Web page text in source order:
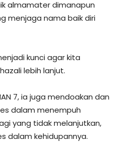
almamater dimanapun
menjaga nama baik diri
kunci agar kita
lebih lanjut.
7, ia juga mendoakan dan
dalam menempuh
yang tidak melanjutkan,
dalam kehidupannya.